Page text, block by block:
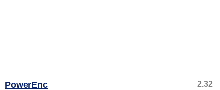
PowerEnc
2.32